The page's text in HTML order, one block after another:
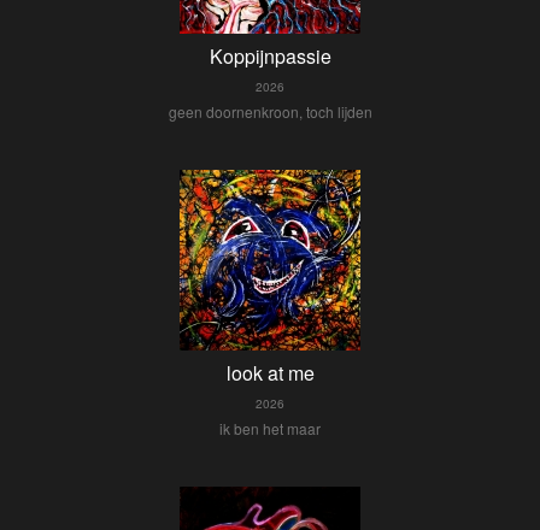
Koppijnpassie
2026
geen doornenkroon, toch lijden
look at me
2026
ik ben het maar